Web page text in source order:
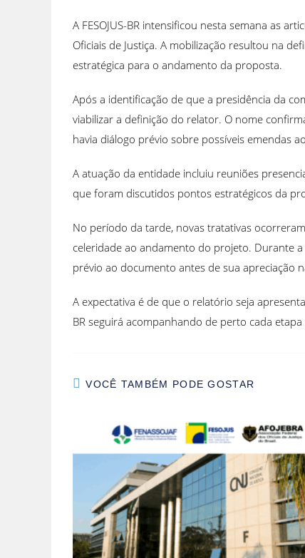
A FESOJUS-BR intensificou nesta semana as
Oficiais de Justiça. A mobilização resultou na
estratégica para o andamento da proposta.
Após a identificação de que a presidência da
viabilizar a definição do relator. O nome
havia diálogo prévio sobre possíveis emendas
A atuação da entidade incluiu reuniões
que foram discutidos pontos estratégicos da
No período da tarde, novas tratativas
celeridade ao andamento do projeto. Durante
prévio ao documento antes de sua apreciação
A expectativa é de que o relatório seja
BR seguirá acompanhando de perto cada
VOCÊ TAMBÉM PODE GOSTAR